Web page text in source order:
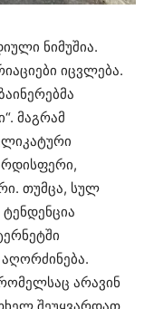
ნიმუშია.
იცვლება.
მაგრამ
თუმცა, სულ
არავინ